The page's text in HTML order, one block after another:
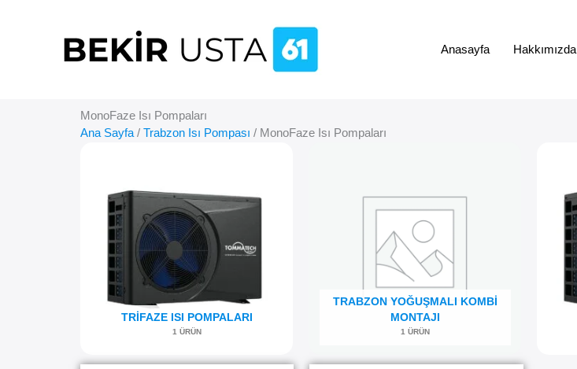
Anasayfa
Hakkımızda
MonoFaze Isı Pompaları
Ana Sayfa / Trabzon Isı Pompası / MonoFaze Isı Pompaları
TRIFAZE ISI POMPALARI
1 ÜRÜN
TRABZON YOĞUŞMALI KOMBI
MONTAJI
1 ÜRÜN